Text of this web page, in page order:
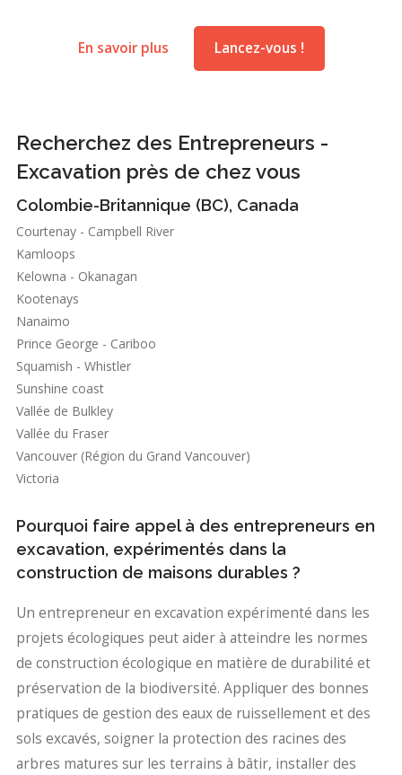
En savoir plus Lancez-vous !
Recherchez des Entrepreneurs -
Excavation près de chez vous
Colombie-Britannique (BC), Canada
Courtenay - Campbell River
Kamloops
Kelowna - Okanagan
Kootenays
Nanaimo
Prince George - Cariboo
Squamish - Whistler
Sunshine coast
Vallée de Bulkley
Vallée du Fraser
Vancouver (Région du Grand Vancouver)
Victoria
Pourquoi faire appel à des entrepreneurs en
excavation, expérimentés dans la
construction de maisons durables ?
Un entrepreneur en excavation expérimenté dans les
projets écologiques peut aider à atteindre les normes
de construction écologique en matière de durabilité et
préservation de la biodiversité. Appliquer des bonnes
pratiques de gestion des eaux de ruissellement et des
sols excavés, soigner la protection des racines des
arbres matures sur les terrains à bâtir, installer des